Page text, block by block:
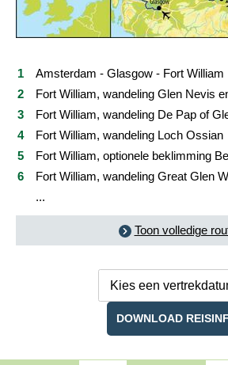
Reis boeken
Amsterdam - Glasgow - Fort William
Fort William, wandeling Glen Nevis
Fort William, wandeling De Pap of
Fort William, wandeling Loch Ossian
Fort William, optionele beklimming
Fort William, wandeling Great Glen
...
Toon volledige
DOWNLOAD